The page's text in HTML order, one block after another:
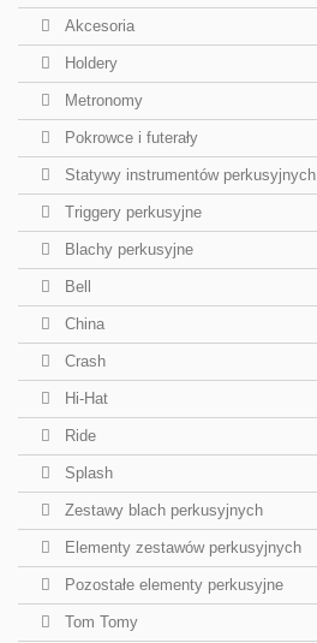
Akcesoria
Holdery
Metronomy
Pokrowce i futerały
Statywy instrumentów perkusyjnych
Triggery perkusyjne
Blachy perkusyjne
Bell
China
Crash
Hi-Hat
Ride
Splash
Zestawy blach perkusyjnych
Elementy zestawów perkusyjnych
Pozostałe elementy perkusyjne
Tom Tomy